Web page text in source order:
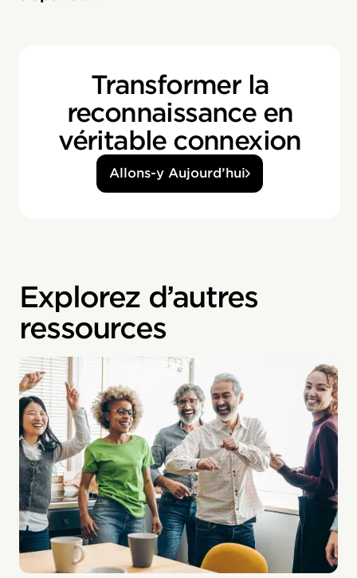
Transformer la
reconnaissance en
véritable connexion
Allons-y Aujourd’hui
Explorez d’autres
ressources